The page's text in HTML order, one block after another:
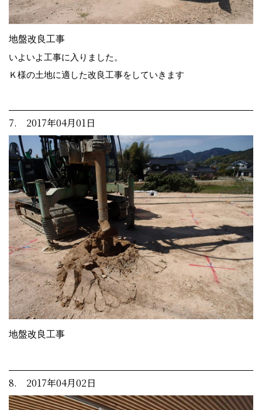
地盤改良工事
いよいよ工事に入りました。
Ｋ様の土地に適した改良工事をしていきます
7. 2017年04月01日
地盤改良工事
8. 2017年04月02日